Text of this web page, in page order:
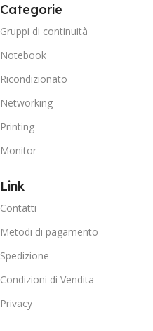
Categorie
Gruppi di continuità
Notebook
Ricondizionato
Networking
Printing
Monitor
Link
Contatti
Metodi di pagamento
Spedizione
Condizioni di Vendita
Privacy